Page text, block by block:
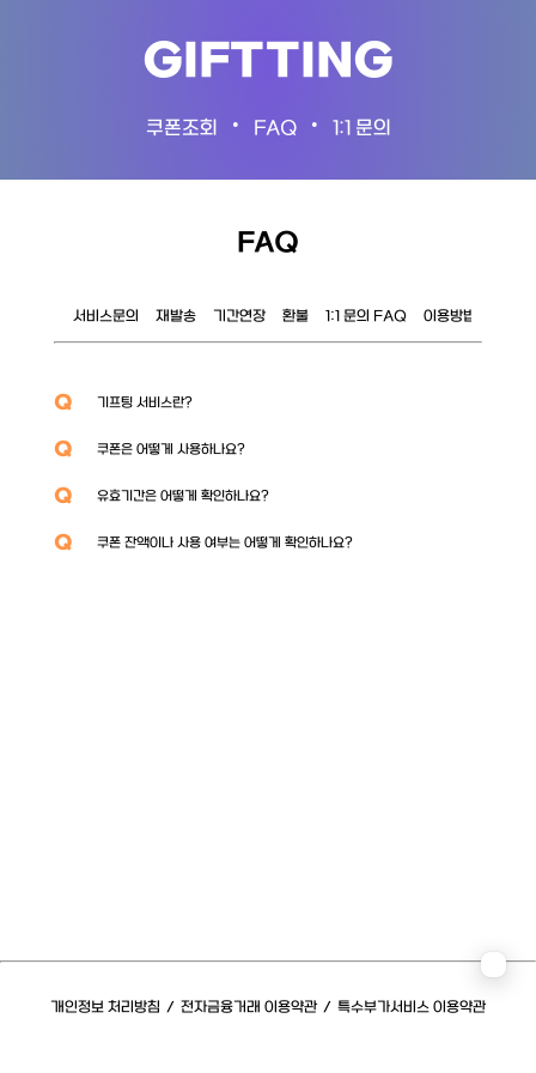
GIFTTING
쿠폰조회 • FAQ • 1:1 문의
FAQ
서비스문의 재발송 기간연장 환불 1:1 문의 FAQ 이용방법
Q 기프팅 서비스란?
Q 쿠폰은 어떻게 사용하나요?
Q 유효기간은 어떻게 확인하나요?
Q 쿠폰 잔액이나 사용 여부는 어떻게 확인하나요?
개인정보 처리방침 / 전자금융거래 이용약관 / 특수부가서비스 이용약관